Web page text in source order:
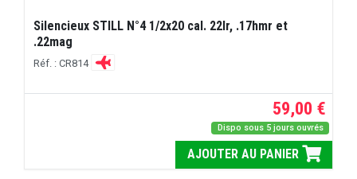
Silencieux STILL N°4 1/2x20 cal. 22lr, .17hmr et
.22mag
Réf. : CR814
59,00 €
Dispo sous 5 jours ouvrés
AJOUTER AU PANIER